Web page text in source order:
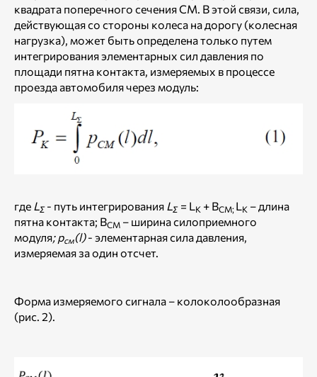
квадрата поперечного сечения СМ. В этой связи, сила,
действующая со стороны колеса на дорогу (колесная
нагрузка), может быть определена только путем
интегрирования элементарных сил давления по
площади пятна контакта, измеряемых в процессе
проезда автомобиля через модуль:
где LƩ - путь интегрирования LƩ = LK + BCM; LK – длина
пятна контакта; BCM – ширина силоприемного
модуля;pсм(l)- элементарная сила давления,
измеряемая за один отсчет.
Форма измеряемого сигнала – колоколообразная
(рис. 2).